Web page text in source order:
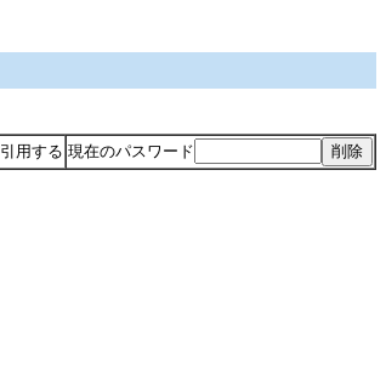
引用する 現在のパスワード